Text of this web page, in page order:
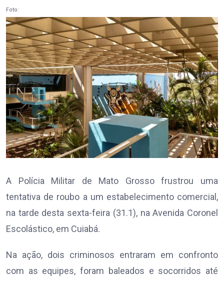
Foto:
A Polícia Militar de Mato Grosso frustrou uma
tentativa de roubo a um estabelecimento comercial,
na tarde desta sexta-feira (31.1), na Avenida Coronel
Escolástico, em Cuiabá.
Na ação, dois criminosos entraram em confronto
com as equipes, foram baleados e socorridos até